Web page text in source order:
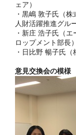
ェア）
・黒嶋 敦子氏（
人財活躍推進グル
・新庄 浩子氏（
ロップメント部長）
・日比野 暢子氏
意見交換会の模様